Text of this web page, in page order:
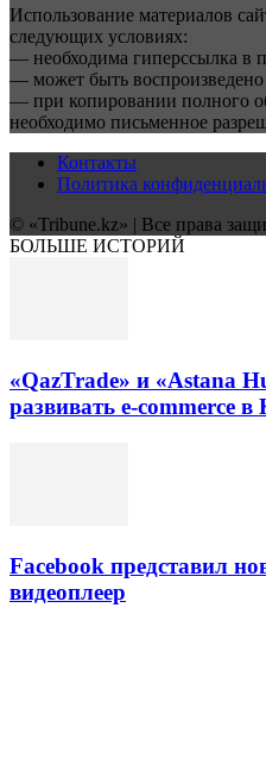
Использование материалов
следующих условиях:
— необходима гиперссылка в
— может быть воспроизведено
— при копировании полного
необходимо письменное
Контакты
Политика
© «Tribune.kz» | Все права
БОЛЬШЕ ИСТОРИЙ
«QazTrade» и «Astana
развивать e-commerce в
Facebook представил
видеоплеер